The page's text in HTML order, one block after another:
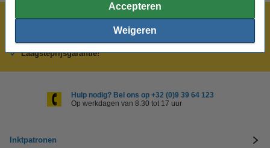
Accepteren
Weigeren
Meer dan 5 miljoen klanten!
Voor 22.00 uur besteld, morgen in huis!
Laagsteprijsgarantie!
Hulp nodig? Bel ons op +32 (0)9 39 64 123
Op werkdagen van 8.30 tot 17 uur
Inktpatronen